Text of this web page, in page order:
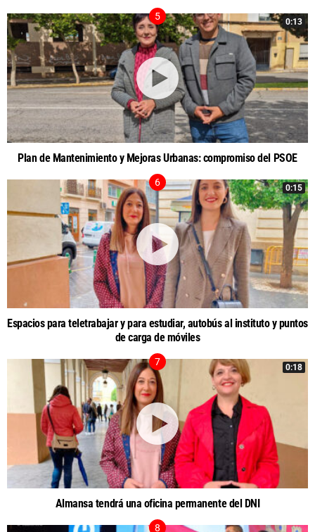
0:13
Plan de Mantenimiento y Mejoras Urbanas: compromiso del PSOE
0:15
Espacios para teletrabajar y para estudiar, autobús al instituto y puntos
de carga de móviles
0:18
Almansa tendrá una oficina permanente del DNI